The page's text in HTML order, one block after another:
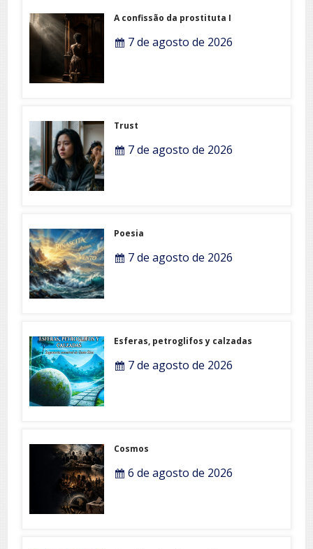
A confissão da prostituta I
7 de agosto de 2026
Trust
7 de agosto de 2026
Poesia
7 de agosto de 2026
Esferas, petroglifos y calzadas
7 de agosto de 2026
Cosmos
6 de agosto de 2026